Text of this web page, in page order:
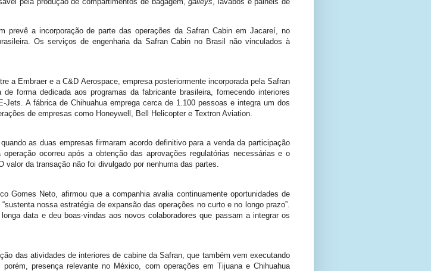
prevê a incorporação de parte das operações da Safran Cabin em Jacareí, no
Os serviços de engenharia da Safran Cabin no Brasil não vinculados à
a Embraer e a C&D Aerospace, empresa posteriormente incorporada pela Safran
forma dedicada aos programas da fabricante brasileira, fornecendo interiores
A fábrica de Chihuahua emprega cerca de 1.100 pessoas e integra um dos
de empresas como Honeywell, Bell Helicopter e Textron Aviation.
as duas empresas firmaram acordo definitivo para a venda da participação
ocorreu após a obtenção das aprovações regulatórias necessárias e o
da transação não foi divulgado por nenhuma das partes.
Gomes Neto, afirmou que a companhia avalia continuamente oportunidades de
nossa estratégia de expansão das operações no curto e no longo prazo”.
data e deu boas-vindas aos novos colaboradores que passam a integrar os
das atividades de interiores de cabine da Safran, que também vem executando
presença relevante no México, com operações em Tijuana e Chihuahua